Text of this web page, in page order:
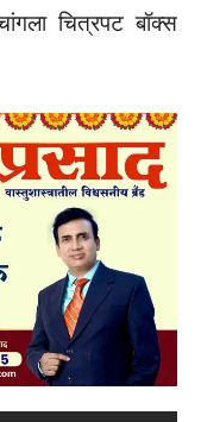
चित्रपट बॉक्स